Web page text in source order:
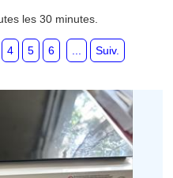
les 30 minutes.
4 5 6 ... Suiv.